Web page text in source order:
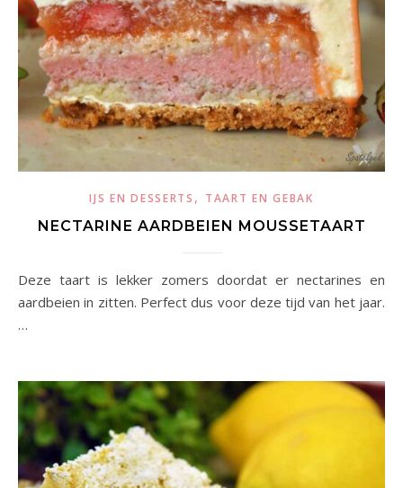
IJS EN DESSERTS , TAART EN GEBAK
NECTARINE AARDBEIEN MOUSSETAART
Deze taart is lekker zomers doordat er nectarines en
aardbeien in zitten. Perfect dus voor deze tijd van het jaar.
…